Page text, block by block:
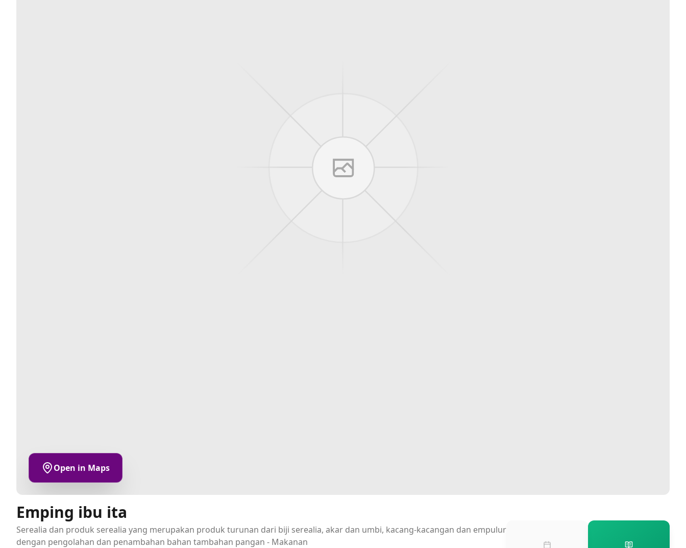
Open in Maps
Emping ibu ita
Serealia dan produk serealia yang merupakan produk turunan dari biji serealia, akar dan umbi, kacang-kacangan dan empulur
dengan pengolahan dan penambahan bahan tambahan pangan - Makanan